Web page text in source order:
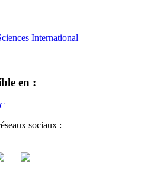
International
en :
sociaux :